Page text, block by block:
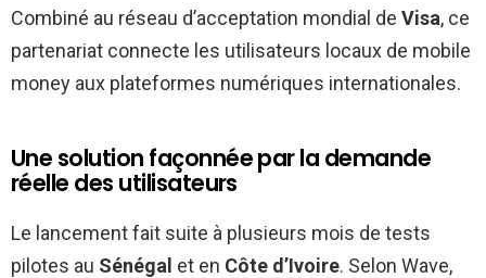
Combiné au réseau d’acceptation mondial de Visa, ce
partenariat connecte les utilisateurs locaux de mobile
money aux plateformes numériques internationales.
Une solution façonnée par la demande
réelle des utilisateurs
Le lancement fait suite à plusieurs mois de tests
pilotes au Sénégal et en Côte d’Ivoire. Selon Wave,